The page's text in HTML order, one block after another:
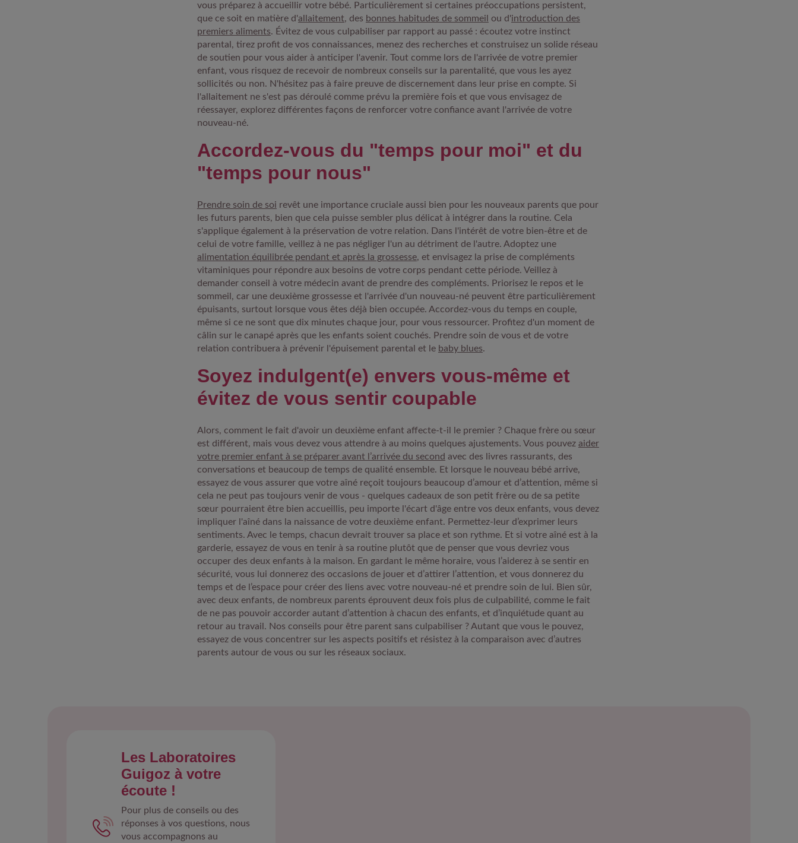
vous préparez à accueillir votre bébé. Particulièrement si certaines préoccupations persistent,
que ce soit en matière d'allaitement, des bonnes habitudes de sommeil ou d'introduction des
premiers aliments. Évitez de vous culpabiliser par rapport au passé : écoutez votre instinct
parental, tirez profit de vos connaissances, menez des recherches et construisez un solide réseau
de soutien pour vous aider à anticiper l'avenir. Tout comme lors de l'arrivée de votre premier
enfant, vous risquez de recevoir de nombreux conseils sur la parentalité, que vous les ayez
sollicités ou non. N'hésitez pas à faire preuve de discernement dans leur prise en compte. Si
l'allaitement ne s'est pas déroulé comme prévu la première fois et que vous envisagez de
réessayer, explorez différentes façons de renforcer votre confiance avant l'arrivée de votre
nouveau-né.
Accordez-vous du "temps pour moi" et du
"temps pour nous"
Prendre soin de soi revêt une importance cruciale aussi bien pour les nouveaux parents que pour
les futurs parents, bien que cela puisse sembler plus délicat à intégrer dans la routine. Cela
s'applique également à la préservation de votre relation. Dans l'intérêt de votre bien-être et de
celui de votre famille, veillez à ne pas négliger l'un au détriment de l'autre. Adoptez une
alimentation équilibrée pendant et après la grossesse, et envisagez la prise de compléments
vitaminiques pour répondre aux besoins de votre corps pendant cette période. Veillez à
demander conseil à votre médecin avant de prendre des compléments. Priorisez le repos et le
sommeil, car une deuxième grossesse et l'arrivée d'un nouveau-né peuvent être particulièrement
épuisants, surtout lorsque vous êtes déjà bien occupée. Accordez-vous du temps en couple,
même si ce ne sont que dix minutes chaque jour, pour vous ressourcer. Profitez d'un moment de
câlin sur le canapé après que les enfants soient couchés. Prendre soin de vous et de votre
relation contribuera à prévenir l'épuisement parental et le baby blues.
Soyez indulgent(e) envers vous-même et
évitez de vous sentir coupable
Alors, comment le fait d'avoir un deuxième enfant affecte-t-il le premier ? Chaque frère ou sœur
est différent, mais vous devez vous attendre à au moins quelques ajustements. Vous pouvez aider
votre premier enfant à se préparer avant l’arrivée du second avec des livres rassurants, des
conversations et beaucoup de temps de qualité ensemble. Et lorsque le nouveau bébé arrive,
essayez de vous assurer que votre aîné reçoit toujours beaucoup d’amour et d’attention, même si
cela ne peut pas toujours venir de vous - quelques cadeaux de son petit frère ou de sa petite
sœur pourraient être bien accueillis, peu importe l'écart d'âge entre vos deux enfants, vous devez
impliquer l'aîné dans la naissance de votre deuxième enfant. Permettez-leur d’exprimer leurs
sentiments. Avec le temps, chacun devrait trouver sa place et son rythme. Et si votre aîné est à la
garderie, essayez de vous en tenir à sa routine plutôt que de penser que vous devriez vous
occuper des deux enfants à la maison. En gardant le même horaire, vous l’aiderez à se sentir en
sécurité, vous lui donnerez des occasions de jouer et d’attirer l’attention, et vous donnerez du
temps et de l’espace pour créer des liens avec votre nouveau-né et prendre soin de lui. Bien sûr,
avec deux enfants, de nombreux parents éprouvent deux fois plus de culpabilité, comme le fait
de ne pas pouvoir accorder autant d’attention à chacun des enfants, et d’inquiétude quant au
retour au travail. Nos conseils pour être parent sans culpabiliser ? Autant que vous le pouvez,
essayez de vous concentrer sur les aspects positifs et résistez à la comparaison avec d’autres
parents autour de vous ou sur les réseaux sociaux.
Les Laboratoires
Guigoz à votre
écoute !
Pour plus de conseils ou des
réponses à vos questions, nous
vous accompagnons au